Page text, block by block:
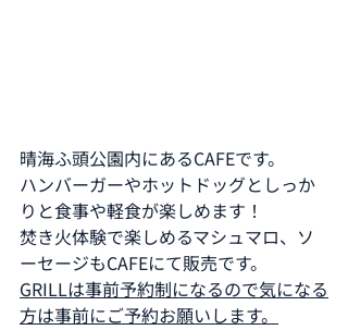
晴海ふ頭公園内にあるCAFEです。
ハンバーガーやホットドッグとしっか
りと食事や軽食が楽しめます！
焚き火体験で楽しめるマシュマロ、ソ
ーセージもCAFEにて販売です。
GRILLは事前予約制になるので気になる
方は事前にご予約お願いします。